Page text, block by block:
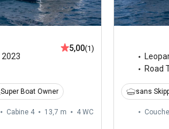
2023
5,00(1)
Super Boat Owner
Cabine 4 13,7 m 4 WC
Road
sans